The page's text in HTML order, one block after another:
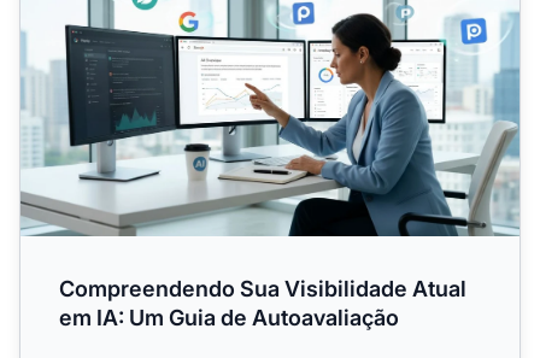
Compreendendo Sua Visibilidade Atual
em IA: Um Guia de Autoavaliação